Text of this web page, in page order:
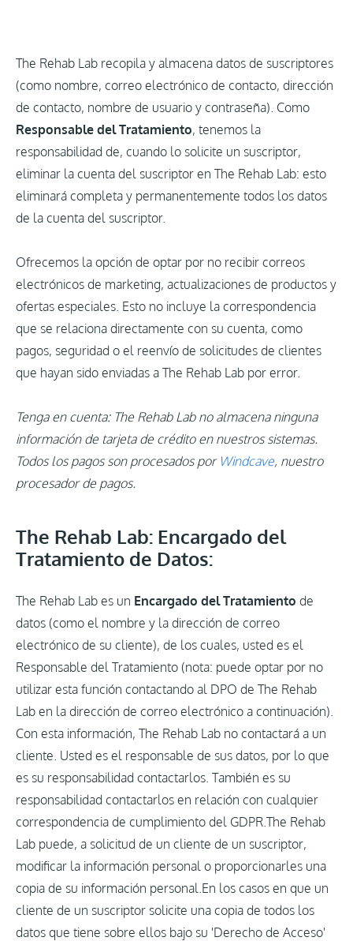
The Rehab Lab recopila y almacena datos de suscriptores
(como nombre, correo electrónico de contacto, dirección
de contacto, nombre de usuario y contraseña). Como
Responsable del Tratamiento, tenemos la
responsabilidad de, cuando lo solicite un suscriptor,
eliminar la cuenta del suscriptor en The Rehab Lab: esto
eliminará completa y permanentemente todos los datos
de la cuenta del suscriptor.
Ofrecemos la opción de optar por no recibir correos
electrónicos de marketing, actualizaciones de productos y
ofertas especiales. Esto no incluye la correspondencia
que se relaciona directamente con su cuenta, como
pagos, seguridad o el reenvío de solicitudes de clientes
que hayan sido enviadas a The Rehab Lab por error.
Tenga en cuenta: The Rehab Lab no almacena ninguna
información de tarjeta de crédito en nuestros sistemas.
Todos los pagos son procesados por Windcave, nuestro
procesador de pagos.
The Rehab Lab: Encargado del
Tratamiento de Datos:
The Rehab Lab es un Encargado del Tratamiento de
datos (como el nombre y la dirección de correo
electrónico de su cliente), de los cuales, usted es el
Responsable del Tratamiento (nota: puede optar por no
utilizar esta función contactando al DPO de The Rehab
Lab en la dirección de correo electrónico a continuación).
Con esta información, The Rehab Lab no contactará a un
cliente. Usted es el responsable de sus datos, por lo que
es su responsabilidad contactarlos. También es su
responsabilidad contactarlos en relación con cualquier
correspondencia de cumplimiento del GDPR.The Rehab
Lab puede, a solicitud de un cliente de un suscriptor,
modificar la información personal o proporcionarles una
copia de su información personal.En los casos en que un
cliente de un suscriptor solicite una copia de todos los
datos que tiene sobre ellos bajo su 'Derecho de Acceso'